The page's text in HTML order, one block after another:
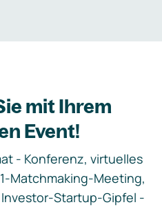
mit Ihrem
Event!
- Konferenz, virtuelles
Matchmaking-Meeting,
Startup-Gipfel -